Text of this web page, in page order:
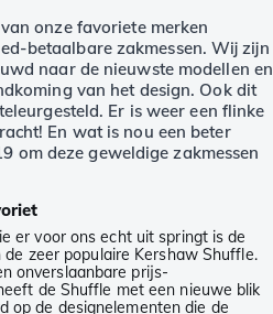
onze favoriete merken
betaalbare zakmessen. Wij zijn
naar de nieuwste modellen en
van het design. Ook dit
Er is weer een flinke
En wat is nou een beter
om deze geweldige zakmessen
er voor ons echt uit springt is de
zeer populaire Kershaw Shuffle.
onverslaanbare prijs-
de Shuffle met een nieuwe blik
op de designelementen die de